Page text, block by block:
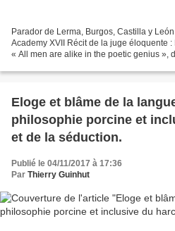
Parador de Lerma, Burgos, Castilla y
Academy XVII Récit de la juge éloquente
« All men are alike in the poetic genius »,
Eloge et blâme de la
philosophie porcine et
et de la séduction.
Publié le 04/11/2017 à 17:36
Par Thierry Guinhut